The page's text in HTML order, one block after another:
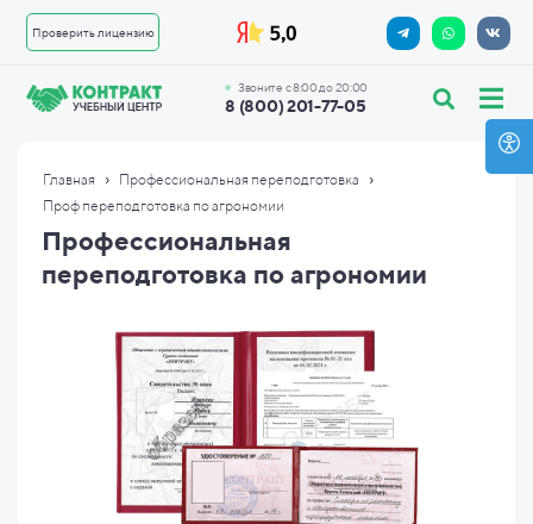
Проверить лицензию
8 (800) 201-77-05
Звоните с 8:00 до 20:00
Главная › Профессиональная переподготовка ›
Проф переподготовка по агрономии
Профессиональная
переподготовка по агрономии